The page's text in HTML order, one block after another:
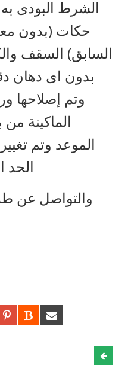
الشرط البودى
حكات (بدون
السابق) السقف
بدون اى دهان
وتم
الماكينة
الموعد وتم
والتواصل عن